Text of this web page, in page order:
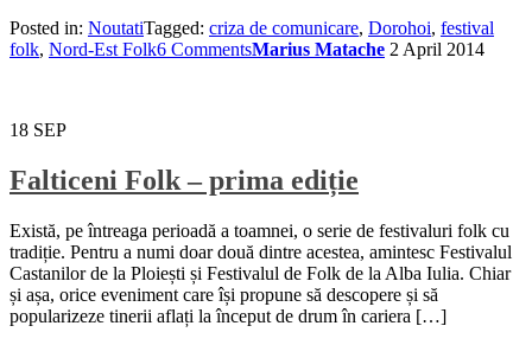
Posted in: NoutatiTagged: criza de comunicare, Dorohoi, festival
folk, Nord-Est Folk6 CommentsMarius Matache 2 April 2014
18 SEP
Falticeni Folk – prima ediție
Există, pe întreaga perioadă a toamnei, o serie de festivaluri folk cu
tradiție. Pentru a numi doar două dintre acestea, amintesc Festivalul
Castanilor de la Ploiești și Festivalul de Folk de la Alba Iulia. Chiar
și așa, orice eveniment care își propune să descopere și să
popularizeze tinerii aflați la început de drum în cariera […]